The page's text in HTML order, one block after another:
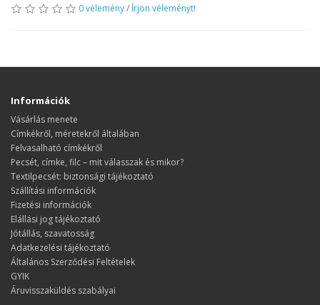
0 vélemény/ Írjon véleményt!
Információk
Vásárlás menete
​​​​​​​Címkékről, méretekről általában
Felvasalható címkékről
Pecsét, címke, filc – mit válasszak és mikor?
Textilpecsét: biztonsági tájékoztató
Szállítási információk
Fizetési információk
Elállási jog tájékoztató
Jótállás, szavatosság
Adatkezelési tájékoztató
Általános Szerződési Feltételek
GYIK
Áruvisszaküldés szabályai